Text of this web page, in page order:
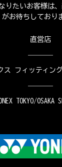
りたいお客様は
がお待ちしており
直営店
ス フィッティン
TOKYO/OSAKA